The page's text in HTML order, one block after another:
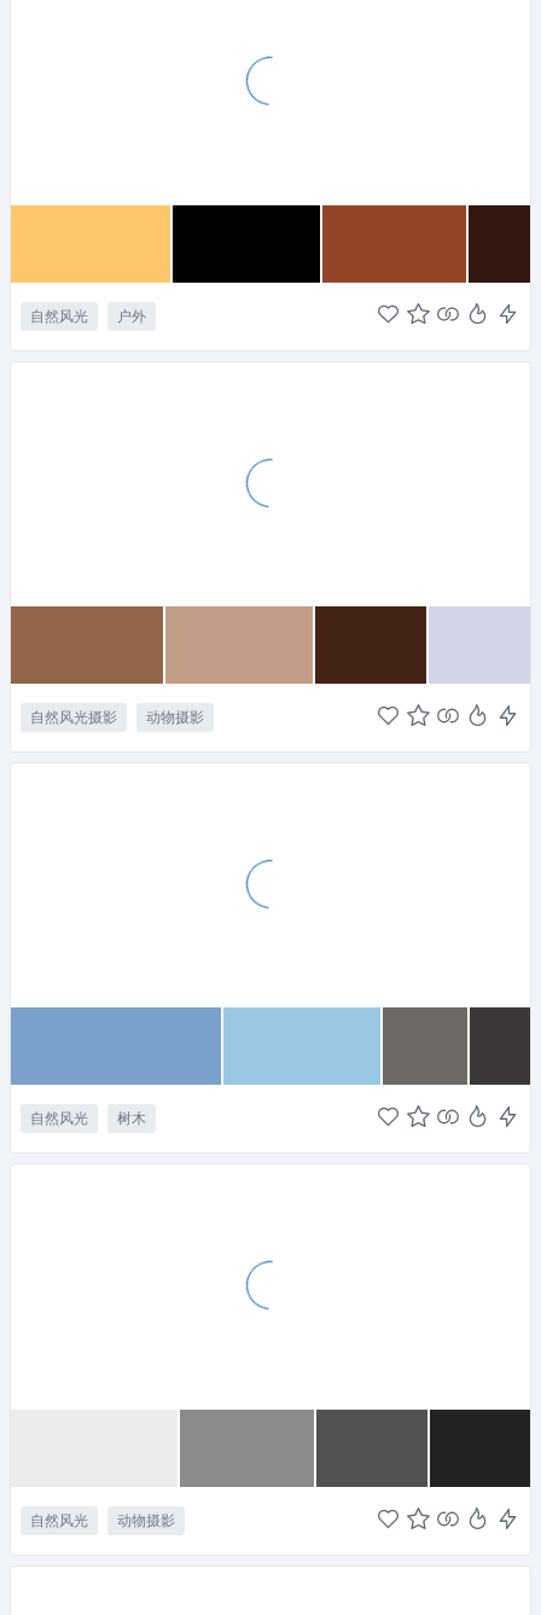
自然风光 户外
自然风光摄影 动物摄影
自然风光 树木
自然风光 动物摄影